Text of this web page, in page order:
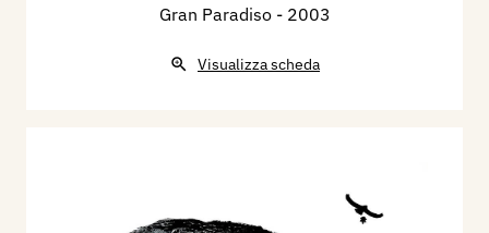
Gran Paradiso - 2003
Visualizza scheda